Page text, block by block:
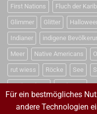
First Nations Fluch der
Glimmer Glitter
Indianer indigene
Meer Native Americans
rut wiess Röcke See
Weihnachten Weltraum
Für ein bestmögliches
andere Technologien